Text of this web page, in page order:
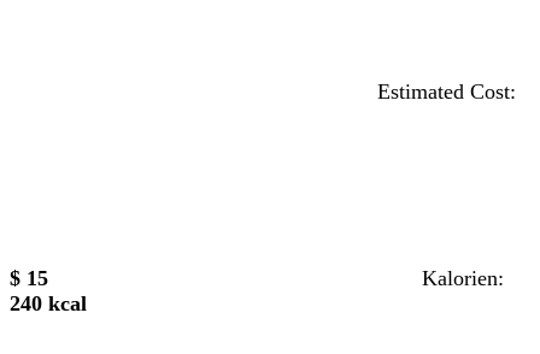
Estimated Cost:
$ 15
Kalorien:
240 kcal